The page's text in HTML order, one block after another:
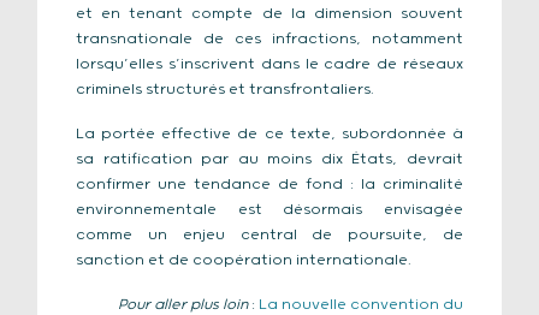
et en tenant compte de la dimension souvent
transnationale de ces infractions, notamment
lorsqu’elles s’inscrivent dans le cadre de réseaux
criminels structurés et transfrontaliers.
La portée effective de ce texte, subordonnée à
sa ratification par au moins dix États, devrait
confirmer une tendance de fond : la criminalité
environnementale est désormais envisagée
comme un enjeu central de poursuite, de
sanction et de coopération internationale.
Pour aller plus loin: La nouvelle convention du